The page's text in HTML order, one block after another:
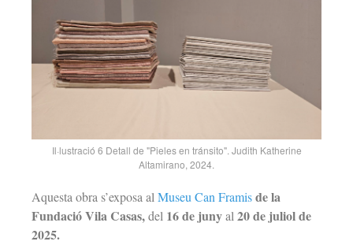
Il·lustració 6 Detall de "Pieles en tránsito". Judith Katherine
Altamirano, 2024.
Aquesta obra s’exposa alMuseu Can Framisde la
Fundació Vila Casas,del 16 de junyal20 de juliol de
2025.